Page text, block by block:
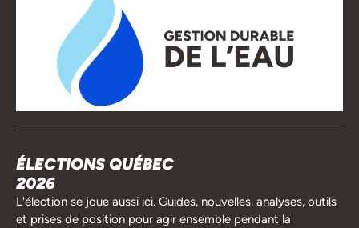
ÉLECTIONS QUÉBEC
2026
L'élection se joue aussi ici. Guides, nouvelles, analyses, outils
et prises de position pour agir ensemble pendant la